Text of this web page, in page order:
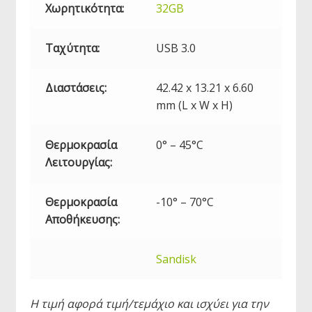
Χωρητικότητα: 32GB
Ταχύτητα: USB 3.0
Διαστάσεις:
42.42 x 13.21 x 6.60
mm (L x W x H)
Θερμοκρασία
Λειτουργίας:
0° – 45°C
Θερμοκρασία
Αποθήκευσης:
-10° – 70°C
Sandisk
Η τιμή αφορά τιμή/τεμάχιο και ισχύει για την